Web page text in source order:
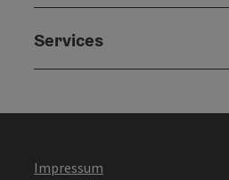
Services
Impressum